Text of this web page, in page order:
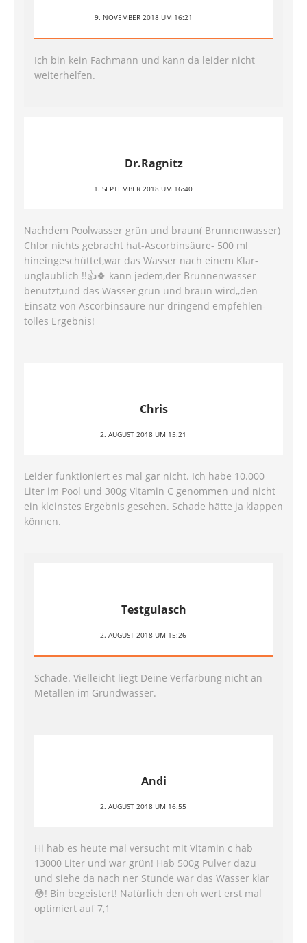
9. NOVEMBER 2018 UM 16:21
Ich bin kein Fachmann und kann da leider nicht
weiterhelfen.
Dr.Ragnitz
1. SEPTEMBER 2018 UM 16:40
Nachdem Poolwasser grün und braun( Brunnenwasser)
Chlor nichts gebracht hat-Ascorbinsäure- 500 ml
hineingeschüttet,war das Wasser nach einem Klar-
unglaublich !!👍🍀 kann jedem,der Brunnenwasser
benutzt,und das Wasser grün und braun wird,,den
Einsatz von Ascorbinsäure nur dringend empfehlen-
tolles Ergebnis!
Chris
2. AUGUST 2018 UM 15:21
Leider funktioniert es mal gar nicht. Ich habe 10.000
Liter im Pool und 300g Vitamin C genommen und nicht
ein kleinstes Ergebnis gesehen. Schade hätte ja klappen
können.
Testgulasch
2. AUGUST 2018 UM 15:26
Schade. Vielleicht liegt Deine Verfärbung nicht an
Metallen im Grundwasser.
Andi
2. AUGUST 2018 UM 16:55
Hi hab es heute mal versucht mit Vitamin c hab
13000 Liter und war grün! Hab 500g Pulver dazu
und siehe da nach ner Stunde war das Wasser klar
😳! Bin begeistert! Natürlich den oh wert erst mal
optimiert auf 7,1